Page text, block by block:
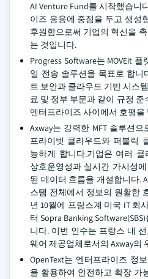
AI Venture Fund를 시작했습니
이즈 응용에 중점을 두고 생성
후원함으로써 기업의 혁신을
는 것입니다.
Progress Software는 MOVEit
일 전송 솔루션을 목표로 합니
트 보안과 클라우드 기반 시스
료 및 정부 부문과 같이 규정
엔터프라이즈 사이에서 호평을
Axway는 강력한 MFT 솔루션
프라이빗 클라우드와 퍼블릭
능하게 합니다.기업은 여러
상호운영성과 실시간 가시성
된 데이터 흐름을 개설합니다.
스템 전체에서 정보의 원활한
년 10월에 프랑스계 미국 IT 회
터 Sopra Banking
니다. 이번 인수는 프랑스 내
웨어 제공업체로서의 Axway의
OpenText는 엔터프라이즈 정
을 활용하여 안전하고 확장 가